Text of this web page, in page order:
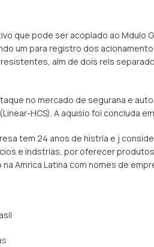
que pode ser acoplado ao
um para registro dos
alm de dois rels
no mercado de segurana e
HCS). A aquisio foi concluda
tem 24 anos de histria e j
e indstrias, por oferecer
na Amrica Latina com nomes de